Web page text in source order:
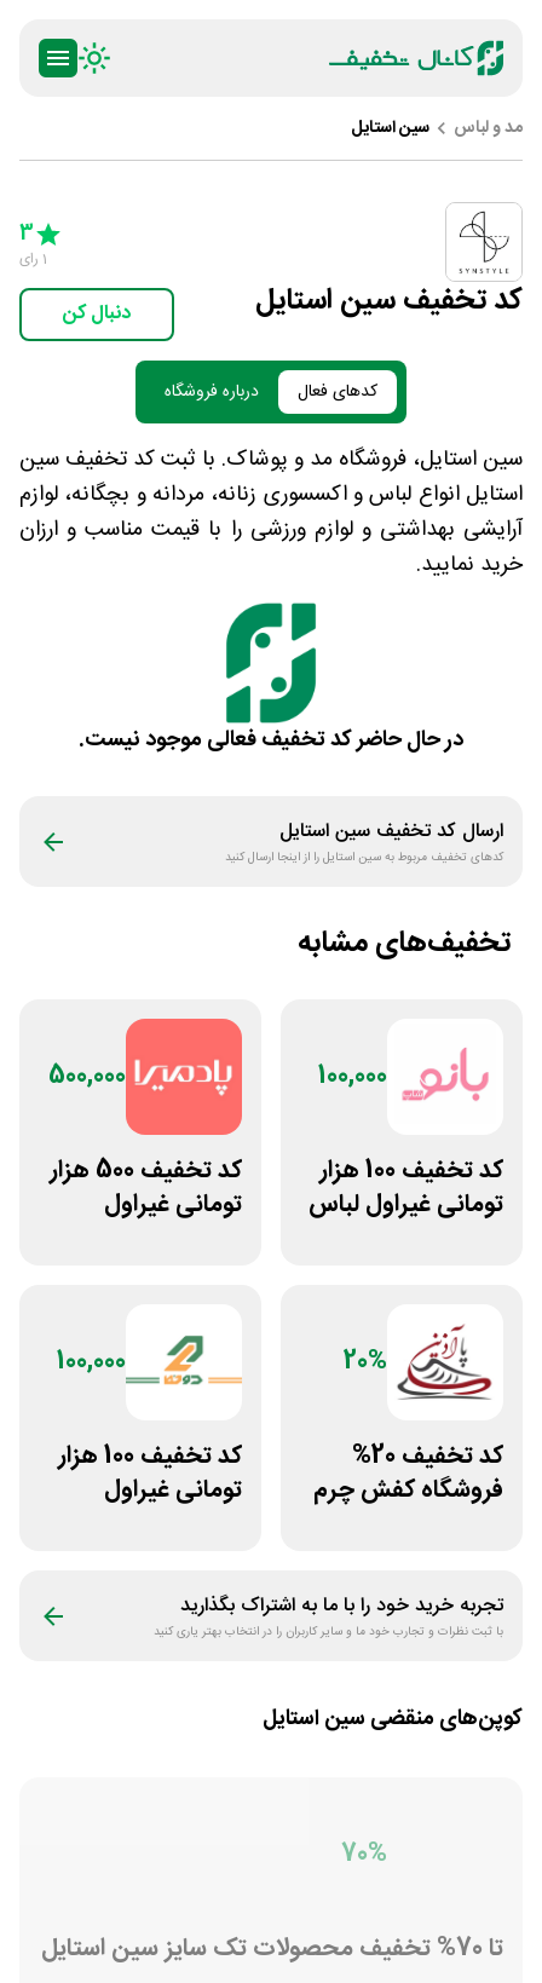
مد و لباس سین استایل
کد تخفیف سین استایل
5 Stars
3
1 رای
دنبال کن
کدهای فعال درباره فروشگاه
سین استایل، فروشگاه مد و پوشاک. با ثبت کد تخفیف سین
استایل انواع لباس و اکسسوری زنانه، مردانه و بچگانه، لوازم
آرایشی بهداشتی و لوازم ورزشی را با قیمت مناسب و ارزان
خرید نمایید.
در حال حاضر کد تخفیف فعالی موجود نیست.
ارسال کد تخفیف سین استایل
کدهای تخفیف مربوط بهسین استایلرا از اینجا ارسال کنید
تخفیف‌های مشابه
100,000
کد تخفیف 100 هزار
تومانی غیراول لباس
500,000
کد تخفیف 500 هزار
تومانی غیراول
20%
کد تخفیف 20%
فروشگاه کفش چرم
100,000
کد تخفیف 100 هزار
تومانی غیراول
تجربه خرید خود را با ما به اشتراک بگذارید
با ثبت نظرات و تجارب خود ما و سایر کاربران را در انتخاب بهتر یاری کنید
کوپن‌های منقضی سین استایل
70%
تا 70% تخفیف محصولات تک سایز سین استایل